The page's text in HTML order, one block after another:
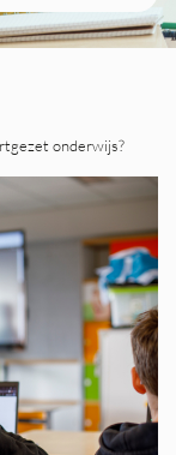
onderwijs?